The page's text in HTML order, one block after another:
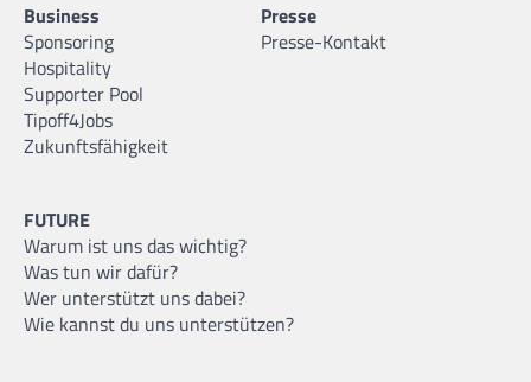
Business
Sponsoring
Hospitality
Supporter Pool
Tipoff4Jobs
Zukunftsfähigkeit
Presse
Presse-Kontakt
FUTURE
Warum ist uns das wichtig?
Was tun wir dafür?
Wer unterstützt uns dabei?
Wie kannst du uns unterstützen?